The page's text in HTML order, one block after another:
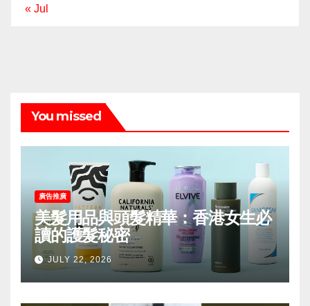
« Jul
You missed
廣告推廣
美髮用品與頭髮精華：香港女生必
讀的護髮秘密
JULY 22, 2026